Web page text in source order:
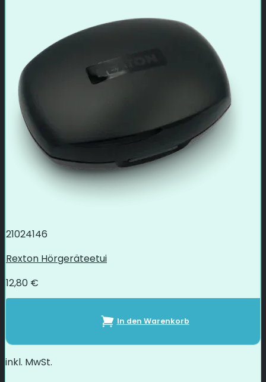
21024146
Rexton Hörgeräteetui
12,80 €
In den Warenkorb
inkl. MwSt.